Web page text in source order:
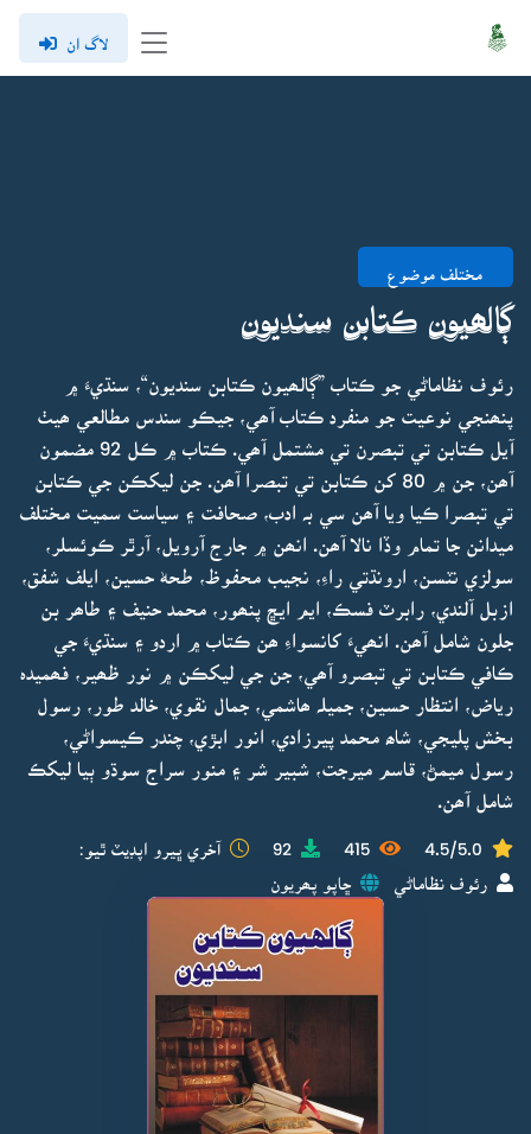
لاگ ان
مختلف موضوع
ڳالھيون ڪتابن سنديون
رئوف نظاماڻي جو ڪتاب ”ڳالھيون ڪتابن سنديون“، سنڌيءَ ۾
پنھنجي نوعيت جو منفرد ڪتاب آھي، جيڪو سندس مطالعي ھيٺ
آھن، جن ۾ 80 کن ڪتابن تي تبصرا آھن. جن ليکڪن جي ڪتابن
تي تبصرا ڪيا ويا آھن سي بہ ادب، صحافت ۽ سياست سميت مختلف
ميدانن جا تمام وڏا نالا آھن. انھن ۾ جارج آرويل، آرٿر ڪوئسلر،
سولزي نٽسن، ارونڌتي راءِ، نجيب محفوظ، طحهٰ حسين، ايلف شفق،
ازبل آلندي، رابرٽ فسڪ، ايم ايڇ پنھور، محمد حنيف ۽ طاھر بن
جلون شامل آھن. انھيءَ کانسواءِ ھن ڪتاب ۾ اردو ۽ سنڌيءَ جي
ڪافي ڪتابن تي تبصرو آھي، جن جي ليکڪن ۾ نور ظھير، فھميدہ
رياض، انتظار حسين، جميلہ ھاشمي، جمال نقوي، خالد طور، رسول
بخش پليجي، شاھ محمد پيرزادي، انور ابڙي، چندر ڪيسواڻي،
رسول ميمڻ، قاسم ميرجت، شبير شر ۽ منور سراج سوڌو ٻيا ليکڪ
شامل آھن.
4.5/5.0
415
92 آخري ڀيرو اپڊيٽ ٿيو:
رئوف نظاماڻي ڇاپو پھريون